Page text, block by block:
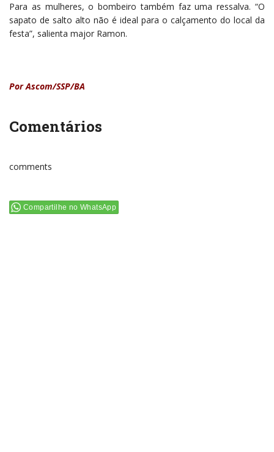
Para as mulheres, o bombeiro também faz uma ressalva. “O
sapato de salto alto não é ideal para o calçamento do local da
festa”, salienta major Ramon.
Por Ascom/SSP/BA
Comentários
comments
Compartilhe no WhatsApp